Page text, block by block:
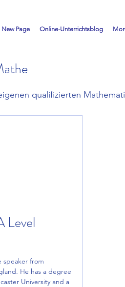
New Page Online-Unterrichtsblog
qualifizierten
Level
speaker from
He has a degree
University and a